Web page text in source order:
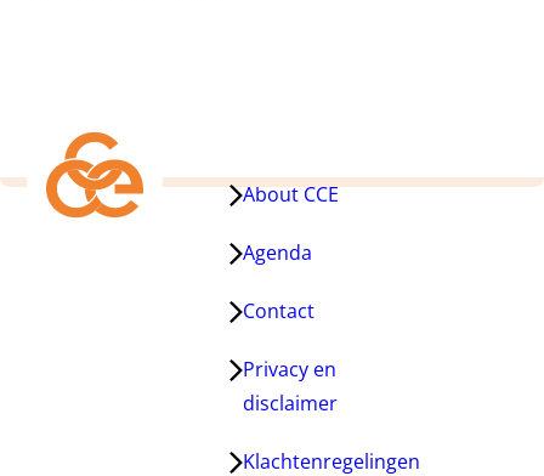
About CCE
Agenda
Contact
Privacy en
disclaimer
Klachtenregelingen